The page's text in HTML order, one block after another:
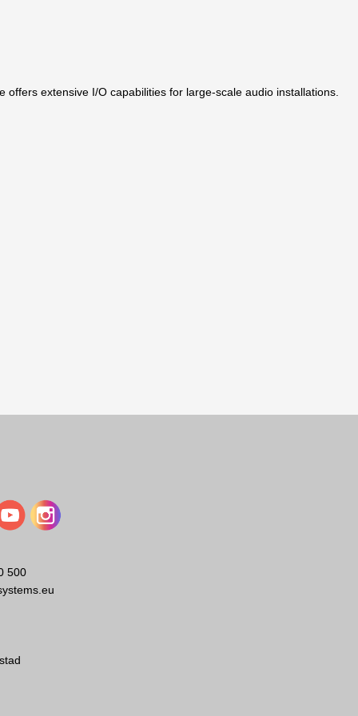
extensive I/O capabilities for large-scale audio installations.
500